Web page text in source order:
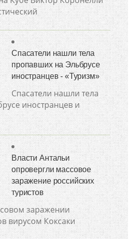
Спасатели нашли тела
пропавших на Эльбрусе
иностранцев - «Туризм»
Спасатели нашли тела
иностранцев и
Власти Антальи
опровергли массовое
заражение российских
туристов
заражении
вирусом Коксаки